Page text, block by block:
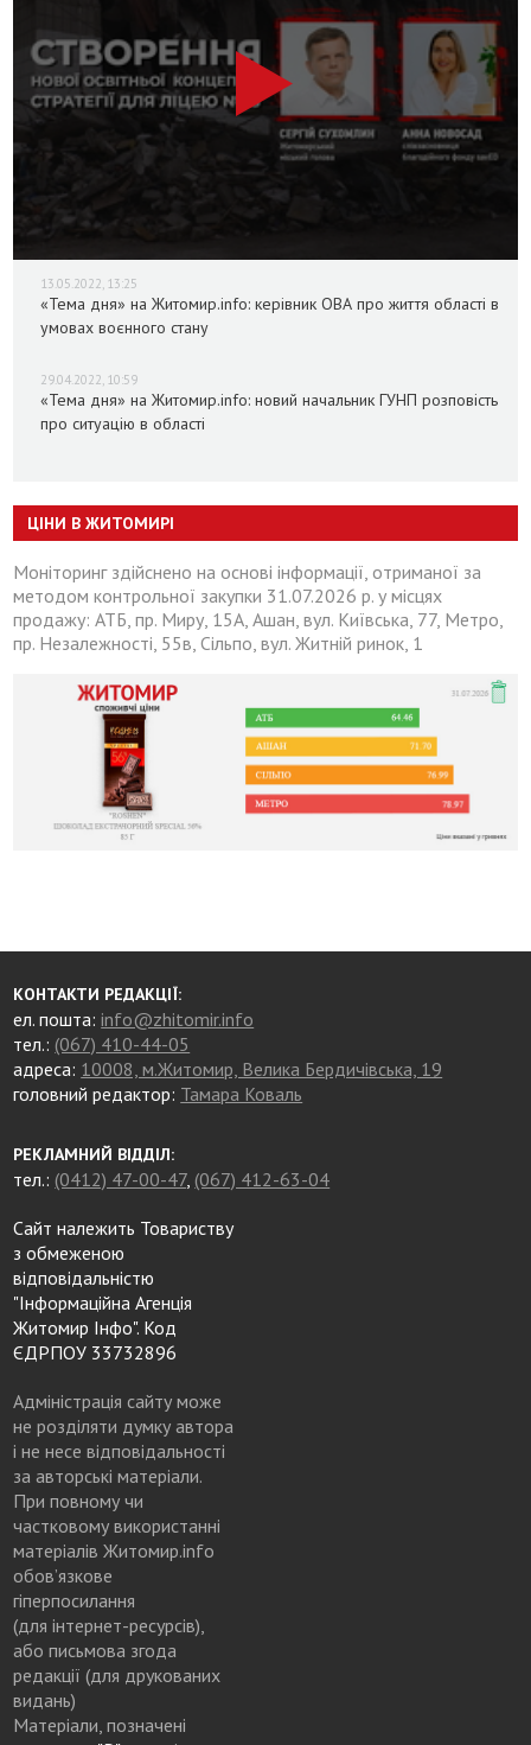
13.05.2022, 13:25
«Тема дня» на Житомир.info: керівник ОВА про життя області в
умовах воєнного стану
29.04.2022, 10:59
«Тема дня» на Житомир.info: новий начальник ГУНП розповість
про ситуацію в області
ЦІНИ В ЖИТОМИРІ
Моніторинг здійснено на основі інформації, отриманої за
методом контрольної закупки 31.07.2026 р. у місцях
продажу: АТБ, пр. Миру, 15А, Ашан, вул. Київська, 77, Метро,
пр. Незалежності, 55в, Сільпо, вул. Житній ринок, 1
КОНТАКТИ РЕДАКЦІЇ:
ел. пошта:info@zhitomir.info
тел.: (067) 410-44-05
адреса: 10008, м.Житомир, Велика Бердичівська, 19
головний редактор: Тамара Коваль
РЕКЛАМНИЙ ВІДДІЛ:
тел.: (0412) 47-00-47, (067) 412-63-04
Сайт належить Товариству
з обмеженою
відповідальністю
"Інформаційна Агенція
Житомир Інфо". Код
ЄДРПОУ 33732896
Адміністрація сайту може
не розділяти думку автора
і не несе відповідальності
за авторські матеріали.
При повному чи
частковому використанні
матеріалів Житомир.info
обов’язкове
гіперпосилання
(для інтернет-ресурсів),
або письмова згода
редакції (для друкованих
видань)
Матеріали, позначені